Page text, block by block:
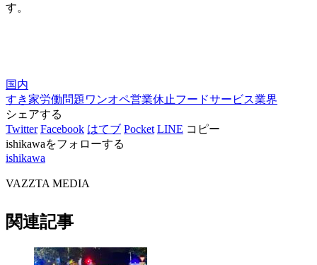
す。
国内
すき家労働問題ワンオペ営業休止フードサービス業界
シェアする
Twitter Facebook はてブ Pocket LINE コピー
ishikawaをフォローする
ishikawa
VAZZTA MEDIA
関連記事